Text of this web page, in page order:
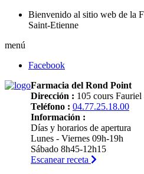
Bienvenido al sitio web de la
Saint-Etienne
menú
Facebook
Farmacia del Rond Point
Dirección : 105 cours
Teléfono : 04.77.25.18.00
Información :
Días y horarios de apertura
Lunes - Viernes 09h-19h
Sábado 8h45-12h15
Escanear receta